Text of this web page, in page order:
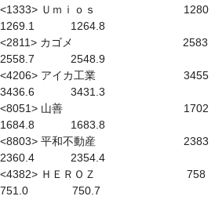
<1333> Ｕｍｉｏｓ　　　　　　　　
1269.1　　　 1264.8
<2811> カゴメ　　　　　　　　　　
2558.7　　　 2548.9
<4206> アイカ工業　　　　　　　　
3436.6　　　 3431.3
<8051> 山善　　　　　　　　　　　
1684.8　　　 1683.8
<8803> 平和不動産　　　　　　　　
2360.4　　　 2354.4
<4382> ＨＥＲＯＺ　　　　　　　
751.0　　　　750.7